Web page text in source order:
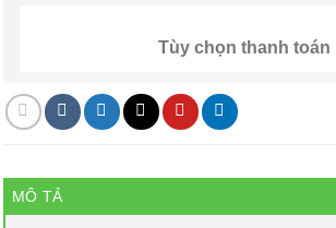
Tùy chọn thanh toán
MÔ TẢ